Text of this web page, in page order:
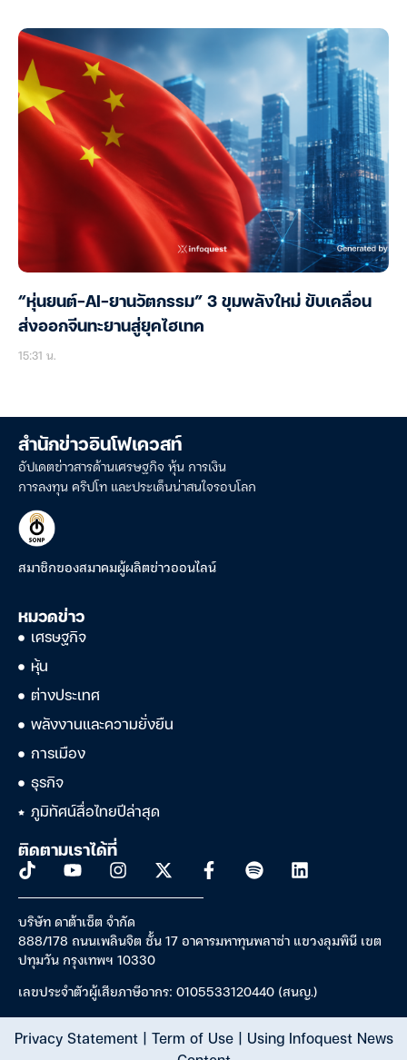
“หุ่นยนต์-AI-ยานวัตกรรม” 3 ขุมพลังใหม่ ขับเคลื่อน
ส่งออกจีนทะยานสู่ยุคไฮเทค
15:31 น.
สำนักข่าวอินโฟเควสท์
อัปเดตข่าวสารด้านเศรษฐกิจ หุ้น การเงิน
การลงทุน คริปโท และประเด็นน่าสนใจรอบโลก
สมาชิกของสมาคมผู้ผลิตข่าวออนไลน์
หมวดข่าว
เศรษฐกิจ
หุ้น
ต่างประเทศ
พลังงานและความยั่งยืน
การเมือง
ธุรกิจ
ภูมิทัศน์สื่อไทยปีล่าสุด
ติดตามเราได้ที่
บริษัท ดาต้าเซ็ต จำกัด
888/178 ถนนเพลินจิต ชั้น 17 อาคารมหาทุนพลาซ่า แขวงลุมพินี เขต
ปทุมวัน กรุงเทพฯ 10330
เลขประจำตัวผู้เสียภาษีอากร: 0105533120440 (สนญ.)
Privacy Statement| Term of Use| Using Infoquest News